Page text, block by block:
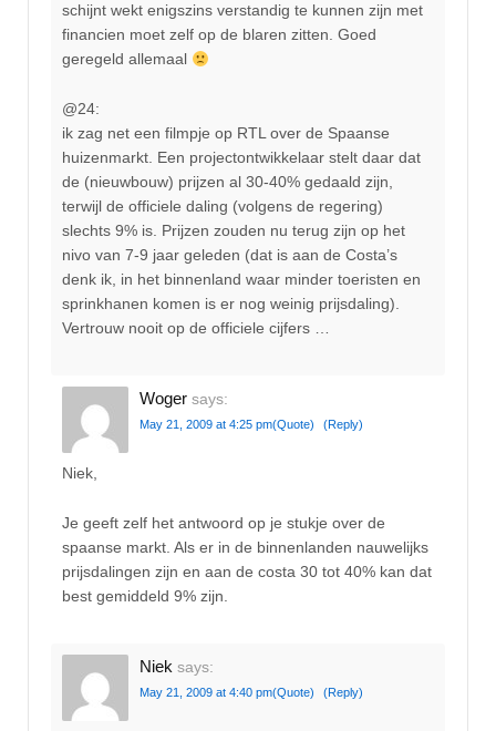
schijnt wekt enigszins verstandig te kunnen zijn met
financien moet zelf op de blaren zitten. Goed
geregeld allemaal
@24:
ik zag net een filmpje op RTL over de Spaanse
huizenmarkt. Een projectontwikkelaar stelt daar dat
de (nieuwbouw) prijzen al 30-40% gedaald zijn,
terwijl de officiele daling (volgens de regering)
slechts 9% is. Prijzen zouden nu terug zijn op het
nivo van 7-9 jaar geleden (dat is aan de Costa’s
denk ik, in het binnenland waar minder toeristen en
sprinkhanen komen is er nog weinig prijsdaling).
Vertrouw nooit op de officiele cijfers …
Woger says:
May 21, 2009 at 4:25 pm(Quote) (Reply)
Niek,
Je geeft zelf het antwoord op je stukje over de
spaanse markt. Als er in de binnenlanden nauwelijks
prijsdalingen zijn en aan de costa 30 tot 40% kan dat
best gemiddeld 9% zijn.
Niek says:
May 21, 2009 at 4:40 pm(Quote) (Reply)